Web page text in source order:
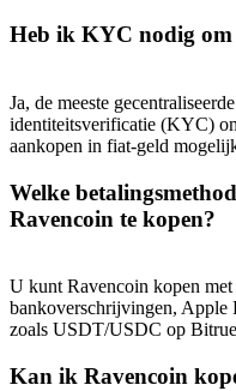
Heb ik KYC nodig om
Ja, de meeste
identiteitsverificatie (KYC)
aankopen in fiat-geld
Welke
Ravencoin te kopen?
U kunt Ravencoin kopen met
bankoverschrijvingen, Apple
zoals USDT/USDC op
Kan ik Ravencoin